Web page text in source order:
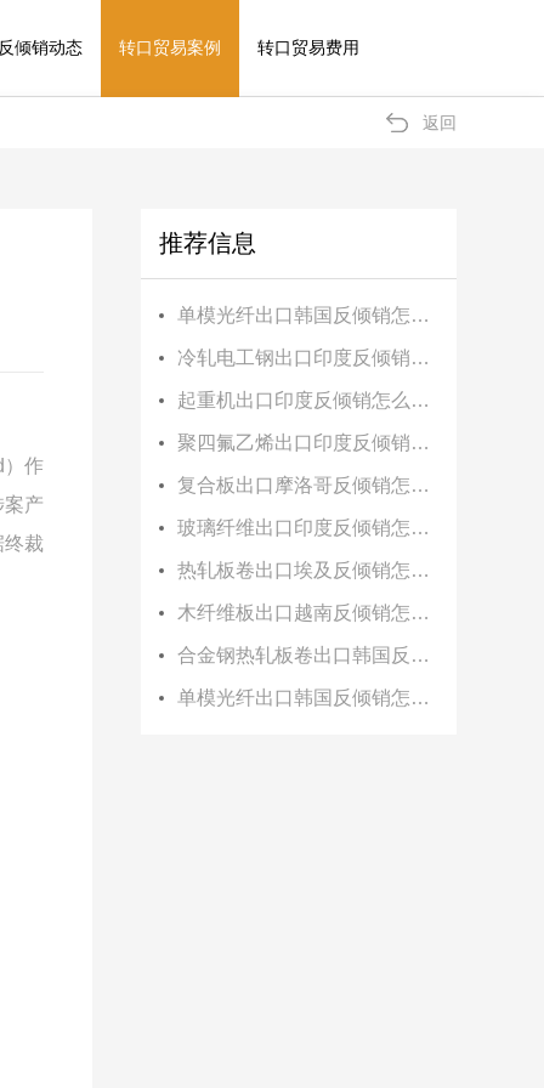
倾销动态 转口贸易案例 转口贸易费用
返回
）作
产
终裁
推荐信息
单模光纤出口韩国反倾销怎么办？
冷轧电工钢出口印度反倾销怎么办？
起重机出口印度反倾销怎么办？
聚四氟乙烯出口印度反倾销怎么办？
复合板出口摩洛哥反倾销怎么办？
玻璃纤维出口印度反倾销怎么办？
热轧板卷出口埃及反倾销怎么办？
木纤维板出口越南反倾销怎么办？
合金钢热轧板卷出口韩国反倾销怎么办？
单模光纤出口韩国反倾销怎么办？